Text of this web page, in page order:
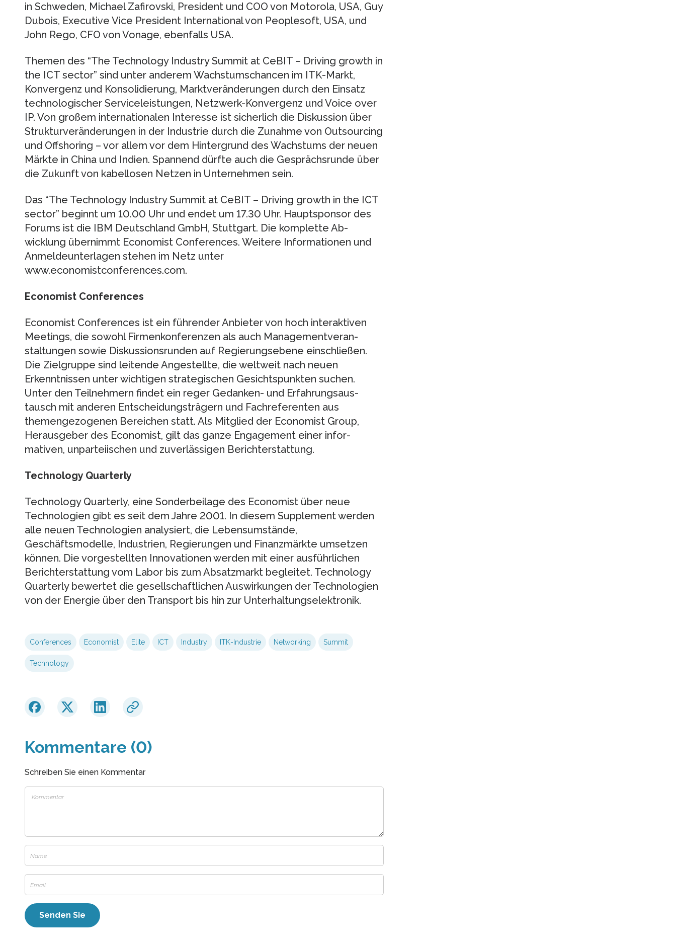
in Schweden, Michael Zafirovski, President und COO von Motorola, USA, Guy
Dubois, Executive Vice President Inter­national von Peoplesoft, USA, und
John Rego, CFO von Vonage, ebenfalls USA.
Themen des “The Technology Industry Summit at CeBIT – Driving growth in
the ICT sector” sind unter anderem Wachs­tums­chancen im ITK-Markt,
Konvergenz und Konsolidierung, Markt­verän­derungen durch den Einsatz
technologischer Service­leis­tungen, Netz­werk-Konvergenz und Voice over
IP. Von großem inter­natio­nalen Interesse ist sicherlich die Diskussion über
Struktur­verän­de­rungen in der Industrie durch die Zunahme von Outsourcing
und Offshoring – vor allem vor dem Hintergrund des Wachstums der neuen
Märkte in China und Indien. Span­nend dürfte auch die Gesprächsrunde über
die Zukunft von kabel­losen Netzen in Unternehmen sein.
Das “The Technology Industry Summit at CeBIT – Driving growth in the ICT
sector” beginnt um 10.00 Uhr und endet um 17.30 Uhr. Hauptsponsor des
Forums ist die IBM Deutschland GmbH, Stuttgart. Die komplette Ab­
wicklung übernimmt Economist Conferences. Weitere Informationen und
Anmeldeunterlagen stehen im Netz unter
www.economistconferences.com.
Economist Conferences
Economist Conferences ist ein führender Anbieter von hoch interaktiven
Meetings, die sowohl Firmenkonferenzen als auch Managementveran­
staltungen sowie Diskussionsrunden auf Regierungsebene einschließen.
Die Zielgruppe sind leitende Angestellte, die weltweit nach neuen
Erkenntnissen unter wichtigen strategischen Gesichtspunkten suchen.
Unter den Teilnehmern findet ein reger Gedanken- und Erfahrungsaus­
tausch mit anderen Entscheidungsträgern und Fachreferenten aus
themengezogenen Bereichen statt. Als Mitglied der Economist Group,
Herausgeber des Economist, gilt das ganze Engagement einer infor­
mativen, unparteiischen und zuverlässigen Berichterstattung.
Technology Quarterly
Technology Quarterly, eine Sonderbeilage des Economist über neue
Technologien gibt es seit dem Jahre 2001. In diesem Supplement werden
alle neuen Technologien analysiert, die Lebensumstände,
Geschäftsmodelle, Industrien, Regierungen und Finanzmärkte umsetzen
können. Die vorgestellten Innovationen werden mit einer ausführlichen
Berichterstattung vom Labor bis zum Absatzmarkt begleitet. Technology
Quarterly bewertet die gesellschaftlichen Auswirkungen der Technologien
von der Energie über den Transport bis hin zur Unterhaltungselektronik.
Conferences Economist Elite ICT Industry ITK-Industrie Networking Summit
Technology
Kommentare (0)
Schreiben Sie einen Kommentar